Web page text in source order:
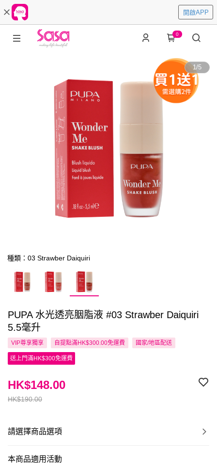
開啟APP
0
1/5
種類：03 Strawber Daiquiri
PUPA 水光透亮胭脂液 #03 Strawber Daiquiri
5.5毫升
VIP尊享獨享 自提點滿HK$300.00免運費 國家/地區配送
送上門滿HK$300免運費
HK$190.00
HK$148.00
請選擇商品選項
本商品適用活動